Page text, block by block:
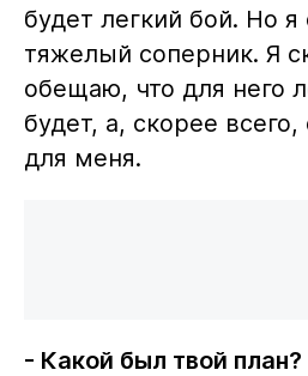
будет легкий бой. Но я
тяжелый соперник. Я
обещаю, что для него
будет, а, скорее
для меня.
- Какой был твой план?